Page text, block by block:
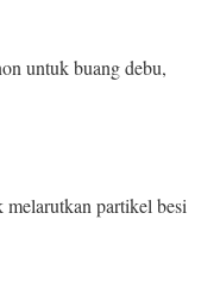
untuk buang debu,
melarutkan partikel besi